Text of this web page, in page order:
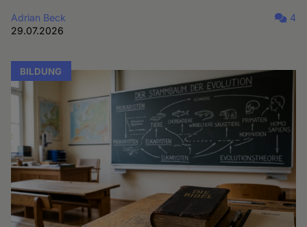
Adrian Beck
29.07.2026
4
BILDUNG